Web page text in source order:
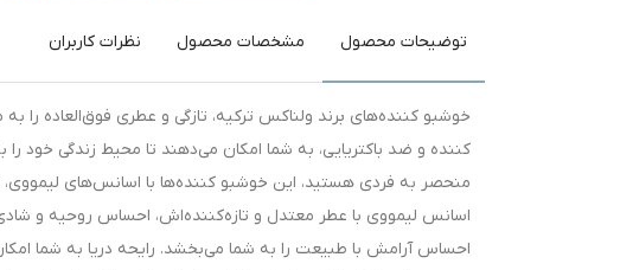
توضیحات محصول مشخصات محصول نظرات کاربران
خوشبو کننده‌های برند ولناکس ترکیه، تازگی و عطری فوق‌العاده
کننده و ضد باکتریایی، به شما امکان می‌دهند تا محیط زندگی خود
منحصر به فردی هستید، این خوشبو کننده‌ها با اسانس‌های لیمووی،
اسانس لیمووی با عطر معتدل و تازه‌کننده‌اش، احساس روحیه و
احساس آرامش با طبیعت را به شما می‌بخشد. رایحه دریا به شما